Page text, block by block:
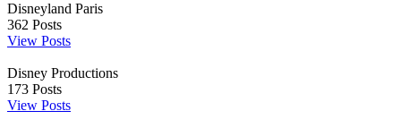
Disneyland Paris
362 Posts
View Posts
Disney Productions
173 Posts
View Posts